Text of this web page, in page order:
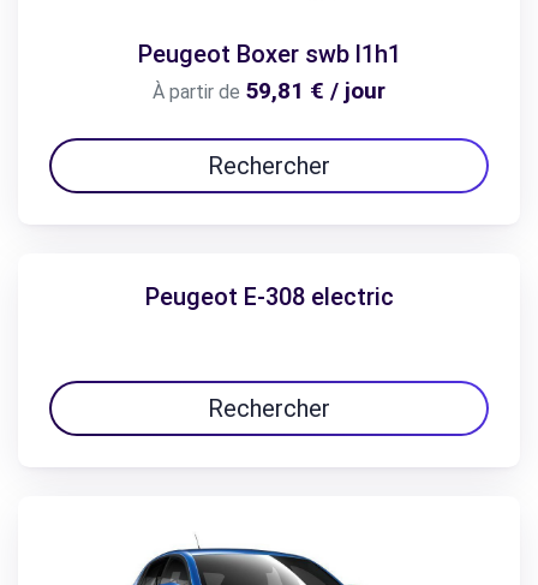
Peugeot Boxer swb l1h1
À partir de 59,81 € / jour
Rechercher
Peugeot E-308 electric
Rechercher